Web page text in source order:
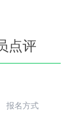
点评
报名方式